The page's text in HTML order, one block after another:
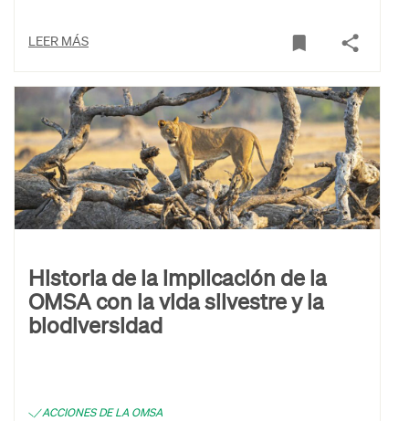
LEER MÁS
Historia de la implicación de la
OMSA con la vida silvestre y la
biodiversidad
ACCIONES DE LA OMSA